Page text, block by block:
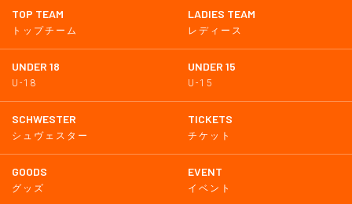
TOP TEAM
トップチーム
LADIES TEAM
レディース
UNDER 18
U-18
UNDER 15
U-15
SCHWESTER
シュヴェスター
TICKETS
チケット
GOODS
グッズ
EVENT
イベント